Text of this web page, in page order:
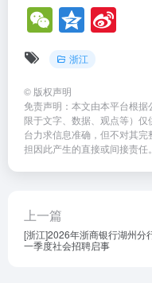
W
e
C
h
at
Q
z
o
n
e
W
ei
b
o
浙江
© 版权声明
免责声明：本文由本平台根
限于文字、数据、观点等）
台力求信息准确，但不对其
担因此产生的直接或间接责任
上一篇
[浙江]2026年浙商银行湖州分
一季度社会招聘启事